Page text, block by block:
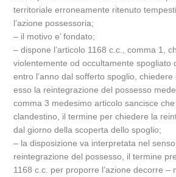
territoriale erroneamente ritenuto
l’azione possessoria;
– il motivo e’ fondato;
– dispone l’articolo 1168 c.c., comma 1,
violentemente od occultamente spogliato
entro l’anno dal sofferto spoglio, chiedere
esso la reintegrazione del possesso
comma 3 medesimo articolo sancisce che
clandestino, il termine per chiedere la
dal giorno della scoperta dello spoglio;
– la disposizione va interpretata nel
reintegrazione del possesso, il termine
1168 c.c. per proporre l’azione decorre –